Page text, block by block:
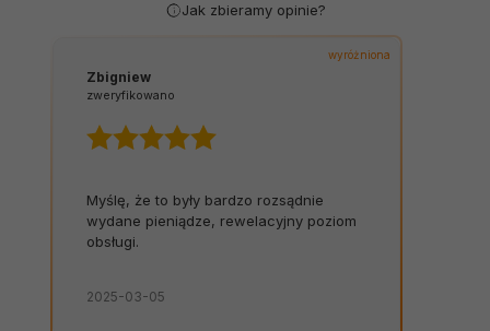
Jak zbieramy opinie?
wyróżniona
Zbigniew
zweryfikowano
Myślę, że to były bardzo rozsądnie
wydane pieniądze, rewelacyjny poziom
obsługi.
2025-03-05